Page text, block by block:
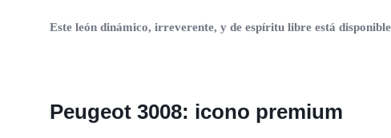
Este león dinámico, irreverente, y de espíritu libre está disponible
Peugeot 3008: icono premium